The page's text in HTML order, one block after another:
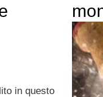
in questo